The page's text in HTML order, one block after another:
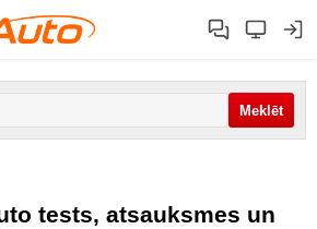
tests, atsauksmes un